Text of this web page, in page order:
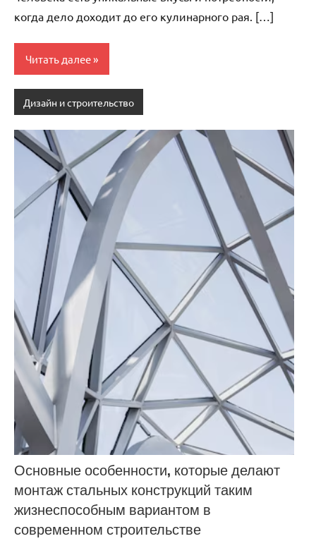
когда дело доходит до его кулинарного рая. […]
Читать далее
Дизайн и строительство
Основные особенности, которые делают
монтаж стальных конструкций таким
жизнеспособным вариантом в
современном строительстве